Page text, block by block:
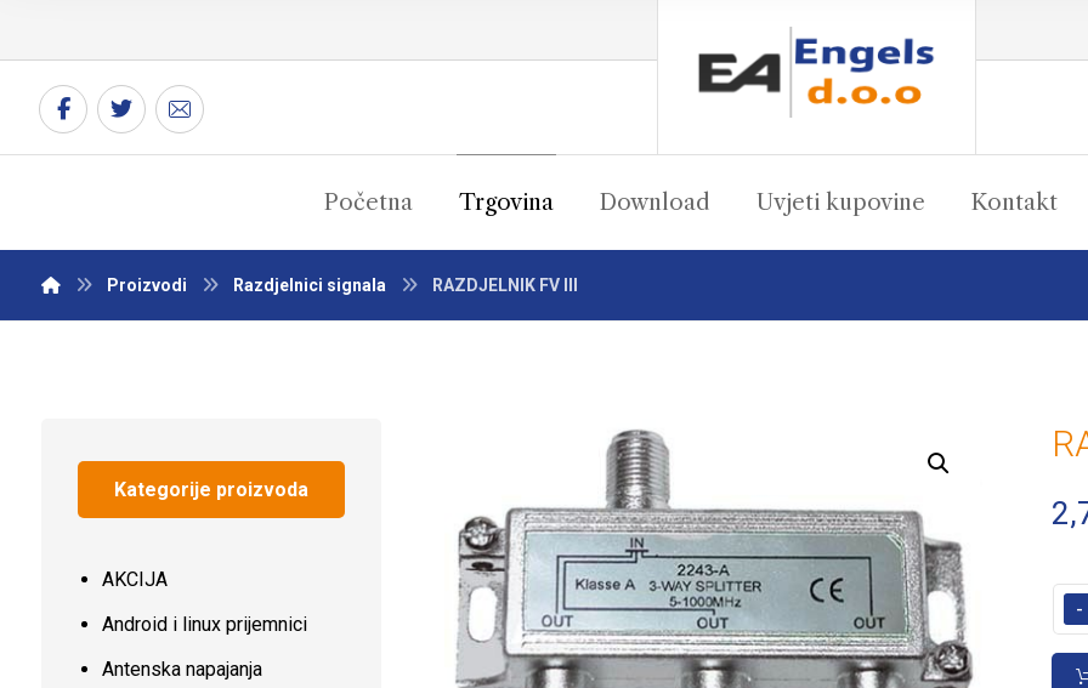
Početna Trgovina Download Uvjeti kupovine Kontakt
Proizvodi Razdjelnici signala RAZDJELNIK FV III
-
Kategorije proizvoda
AKCIJA
Android i linux prijemnici
Antenska napajanja